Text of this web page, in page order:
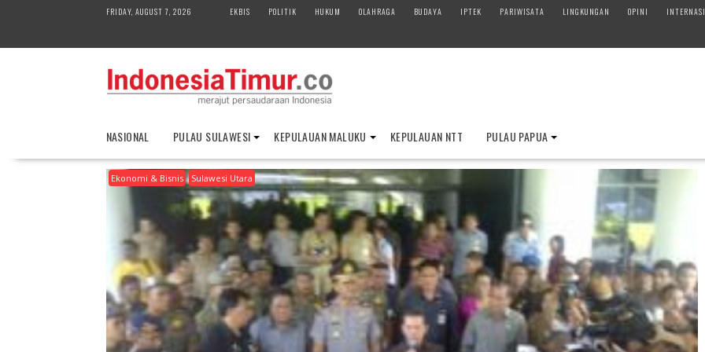
FRIDAY, AUGUST 7, 2026 EKBIS POLITIK HUKUM OLAHRAGA BUDAYA IPTEK PARIWISATA LINGKUNGAN OPINI
NASIONAL PULAU SULAWESI KEPULAUAN MALUKU KEPULAUAN NTT PULAU PAPUA
Ekonomi & Bisnis Sulawesi Utara